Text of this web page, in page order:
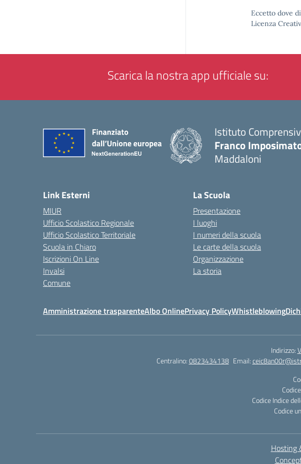
Eccetto dove
Licenza
Scarica la nostra app ufficiale su:
Istituto
Franco
Maddaloni
Link Esterni
MIUR
Ufficio Scolastico Regionale
Ufficio Scolastico Territoriale
Scuola in Chiaro
Iscrizioni On Line
Invalsi
Comune
La Scuola
Presentazione
I luoghi
I numeri della scuola
Le carte della scuola
Organizzazione
La storia
Amministrazione trasparenteAlbo OnlinePrivacy PolicyWhistleblowing
Indirizzo:
Centralino:0823434138 Email:
Codice Indice
Codice
Hosting